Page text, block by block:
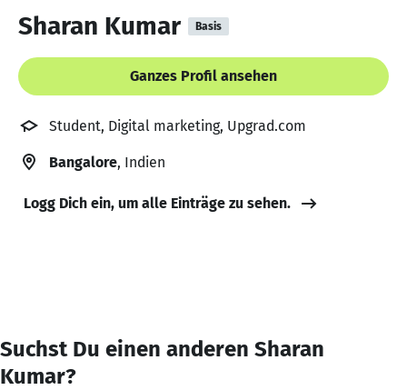
Sharan Kumar Basis
Ganzes Profil ansehen
Student, Digital marketing, Upgrad.com
Bangalore, Indien
Logg Dich ein, um alle Einträge zu sehen.
Suchst Du einen anderen Sharan
Kumar?